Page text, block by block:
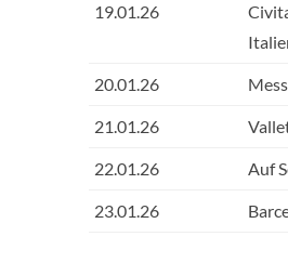
19.01.26
20.01.26
21.01.26
22.01.26 Auf
23.01.26